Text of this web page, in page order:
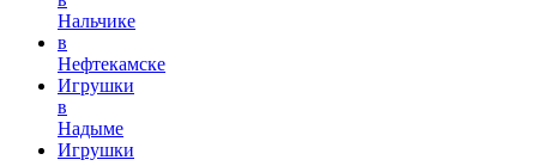
Нальчике
в
Нефтекамске
Игрушки
в
Надыме
Игрушки